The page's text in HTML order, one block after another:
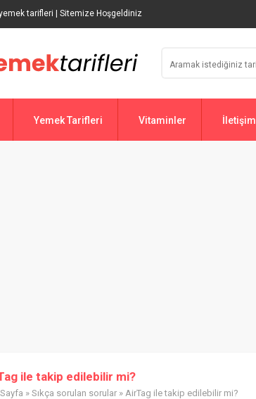
tarifleri | Sitemize Hoşgeldiniz
Yemek Tarifleri Vitaminler İletişim
ile takip edilebilir mi?
» Sıkça sorulan sorular » AirTag ile takip edilebilir mi?